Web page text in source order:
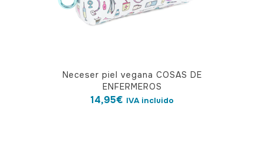
Neceser piel vegana COSAS DE
ENFERMEROS
14,95€ IVA incluido